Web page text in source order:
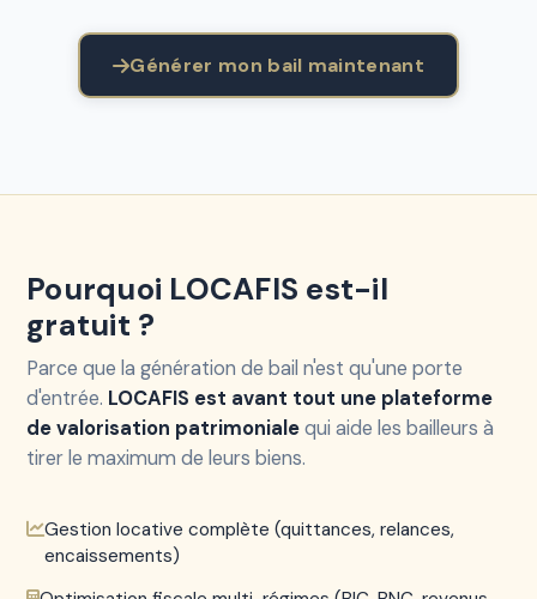
Générer mon bail maintenant
Pourquoi LOCAFIS est-il
gratuit ?
Parce que la génération de bail n'est qu'une porte
d'entrée. LOCAFIS est avant tout une plateforme
de valorisation patrimonialequi aide les bailleurs à
tirer le maximum de leurs biens.
Gestion locative complète (quittances, relances,
encaissements)